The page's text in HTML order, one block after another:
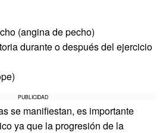
(angina de pecho)
durante o después del ejercicio
PUBLICIDAD
se manifiestan, es importante
ya que la progresión de la